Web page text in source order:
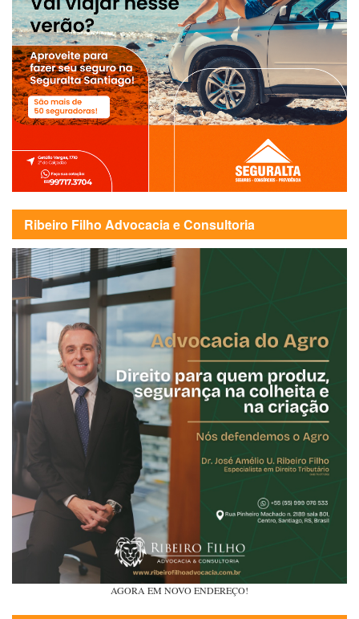
Ribeiro Filho Advocacia e Consultoria
AGORA EM NOVO ENDEREÇO!